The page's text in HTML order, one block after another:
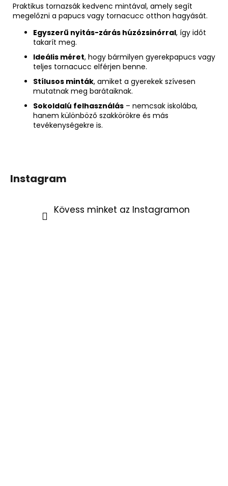
Praktikus tornazsák kedvenc mintával, amely segít
megelőzni a papucs vagy tornacucc otthon hagyását.
Egyszerű nyitás-zárás húzózsinórral, így időt
takarít meg.
Ideális méret, hogy bármilyen gyerekpapucs vagy
teljes tornacucc elférjen benne.
Stílusos minták, amiket a gyerekek szívesen
mutatnak meg barátaiknak.
Sokoldalú felhasználás – nemcsak iskolába,
hanem különböző szakkörökre és más
tevékenységekre is.
Instagram
Kövess minket az Instagramon